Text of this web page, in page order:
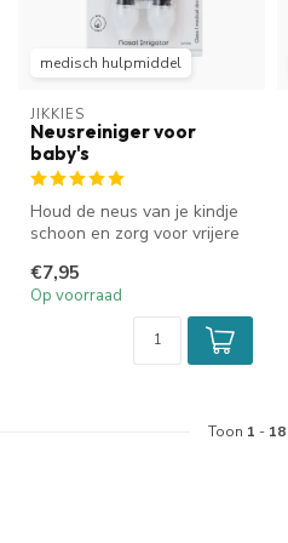
medisch hulpmiddel
JIKKIES
Neusreiniger voor
baby's
Houd de neus van je kindje
schoon en zorg voor vrijere
€7,95
Op voorraad
Toon 1 - 18